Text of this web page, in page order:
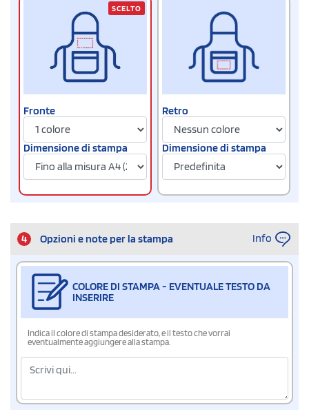
Fronte
Dimensione di stampa
SCELTO
Retro
Dimensione di stampa
4 Opzioni e note per la stampa Info
COLORE DI STAMPA - EVENTUALE TESTO DA
INSERIRE
Indica il colore di stampa desiderato, e il testo che vorrai
eventualmente aggiungere alla stampa.